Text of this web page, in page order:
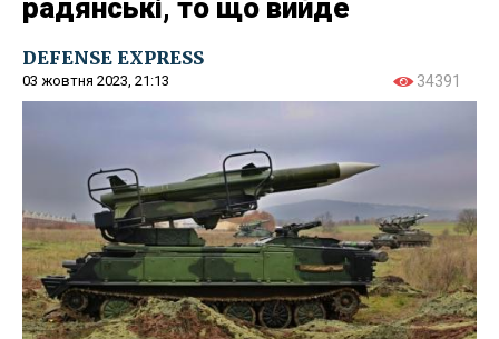
радянські, то що вийде
DEFENSE EXPRESS
03 жовтня 2023, 21:13 34391